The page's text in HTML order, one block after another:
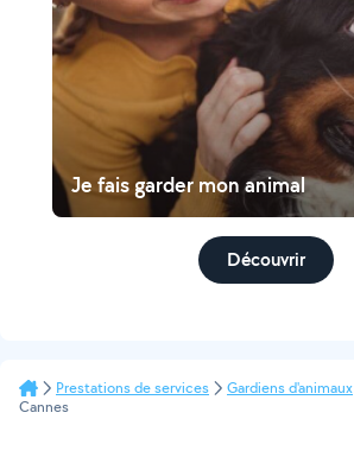
Je fais garder mon animal
Découvrir
Prestations de services Gardiens d'animaux
Cannes